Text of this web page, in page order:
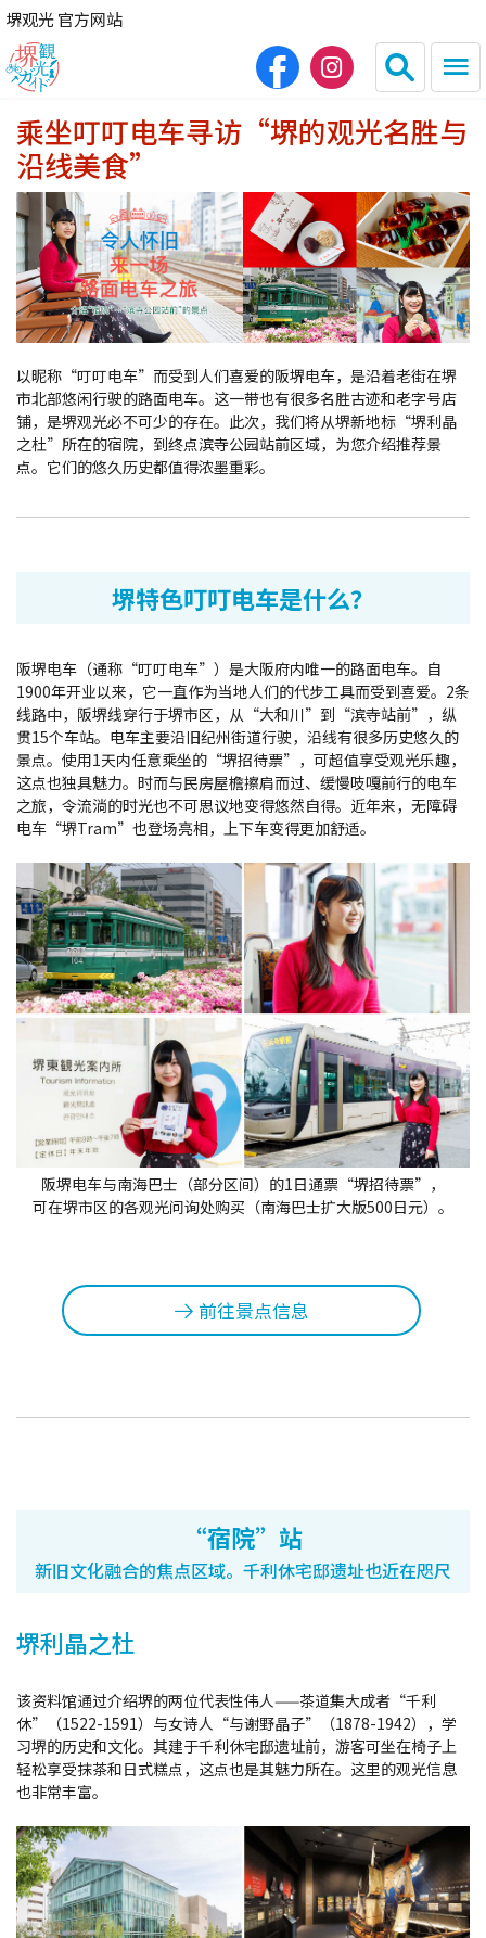
堺观光 官方网站
日本語 English
繁体中文 한국어
HOME
观光景点
餐饮
住宿
花期信息
特辑
观光手册
堺导航
堺欢迎您！
景点搜索
地图查询
堺招待票
实用信息介绍
观光问讯处
至堺市的交通指南
MOZUFURU出租自行车
网站地图
乘坐叮叮电车寻访“堺的观光名胜与
沿线美食”
以昵称“叮叮电车”而受到人们喜爱的阪堺电车，是沿着老街在堺
市北部悠闲行驶的路面电车。这一带也有很多名胜古迹和老字号店
铺，是堺观光必不可少的存在。此次，我们将从堺新地标“堺利晶
之杜”所在的宿院，到终点滨寺公园站前区域，为您介绍推荐景
点。它们的悠久历史都值得浓墨重彩。
堺特色叮叮电车是什么？
阪堺电车（通称“叮叮电车”）是大阪府内唯一的路面电车。自
1900年开业以来，它一直作为当地人们的代步工具而受到喜爱。2条
线路中，阪堺线穿行于堺市区，从“大和川”到“滨寺站前”，纵
贯15个车站。电车主要沿旧纪州街道行驶，沿线有很多历史悠久的
景点。使用1天内任意乘坐的“堺招待票”，可超值享受观光乐趣，
这点也独具魅力。时而与民房屋檐擦肩而过、缓慢吱嘎前行的电车
之旅，令流淌的时光也不可思议地变得悠然自得。近年来，无障碍
电车“堺Tram”也登场亮相，上下车变得更加舒适。
阪堺电车与南海巴士（部分区间）的1日通票“堺招待票”，
可在堺市区的各观光问询处购买（南海巴士扩大版500日元）。
前往景点信息
“宿院”站
新旧文化融合的焦点区域。千利休宅邸遗址也近在咫尺
堺利晶之杜
该资料馆通过介绍堺的两位代表性伟人——茶道集大成者“千利
休”（1522-1591）与女诗人“与谢野晶子”（1878-1942），学
习堺的历史和文化。其建于千利休宅邸遗址前，游客可坐在椅子上
轻松享受抹茶和日式糕点，这点也是其魅力所在。这里的观光信息
也非常丰富。